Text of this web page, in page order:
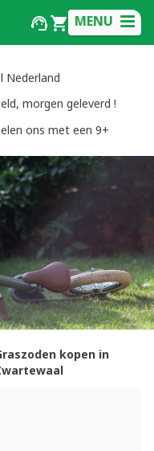
MENU
Nederland
morgen geleverd !
ons met een 9+
kopen in